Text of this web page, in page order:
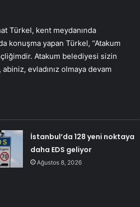
Türkel, kent meydanında
konuşma yapan Türkel, “Atakum
Atakum belediyesi sizin
evladınız olmaya devam
İstanbul’da 128 yeni noktaya
daha EDS geliyor
Ağustos 8, 2026